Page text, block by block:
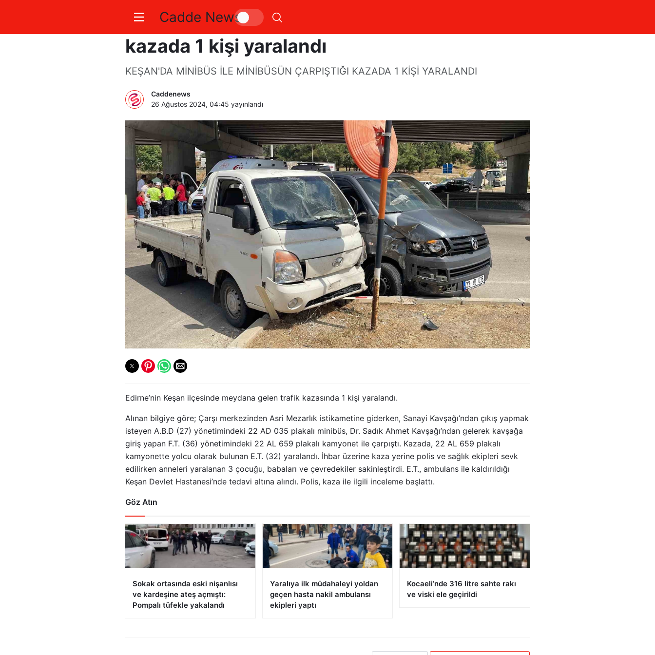
Cadde News
Keşan’da kamyonet ile minibüsün çarpıştığı
kazada 1 kişi yaralandı
KEŞAN'DA MİNİBÜS İLE MİNİBÜSÜN ÇARPIŞTIĞI KAZADA 1 KİŞİ YARALANDI
Caddenews
26 Ağustos 2024, 04:45 yayınlandı
Edirne’nin Keşan ilçesinde meydana gelen trafik kazasında 1 kişi yaralandı.
Alınan bilgiye göre; Çarşı merkezinden Asri Mezarlık istikametine giderken, Sanayi Kavşağı’ndan çıkış yapmak
isteyen A.B.D (27) yönetimindeki 22 AD 035 plakalı minibüs, Dr. Sadık Ahmet Kavşağı’ndan gelerek kavşağa
giriş yapan F.T. (36) yönetimindeki 22 AL 659 plakalı kamyonet ile çarpıştı. Kazada, 22 AL 659 plakalı
kamyonette yolcu olarak bulunan E.T. (32) yaralandı. İhbar üzerine kaza yerine polis ve sağlık ekipleri sevk
edilirken anneleri yaralanan 3 çocuğu, babaları ve çevredekiler sakinleştirdi. E.T., ambulans ile kaldırıldığı
Keşan Devlet Hastanesi’nde tedavi altına alındı. Polis, kaza ile ilgili inceleme başlattı.
Göz Atın
Sokak ortasında eski nişanlısı
ve kardeşine ateş açmıştı:
Pompalı tüfekle yakalandı
Yaralıya ilk müdahaleyi yoldan
geçen hasta nakil ambulansı
ekipleri yaptı
Kocaeli’nde 316 litre sahte rakı
ve viski ele geçirildi